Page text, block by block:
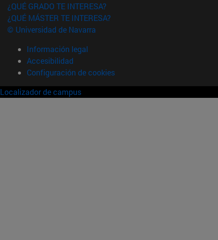
¿QUÉ GRADO TE INTERESA?
¿QUÉ MÁSTER TE INTERESA?
© Universidad de Navarra
Información legal
Accesibilidad
Configuración de cookies
Localizador de campus